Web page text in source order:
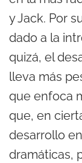
y Jack. Por
dado a la
quizá, el
lleva más
que enfoca
que, en
desarrollo
dramáticas,